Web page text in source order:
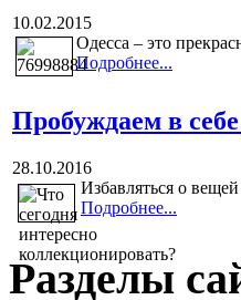
10.02.2015
Одесса – это
Подробнее...
Пробуждаем в
28.10.2016
Избавляться о
Подробнее...
Разделы